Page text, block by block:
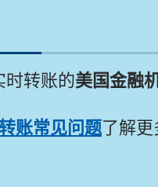
时转账的美国金融
账常见问题 了解更